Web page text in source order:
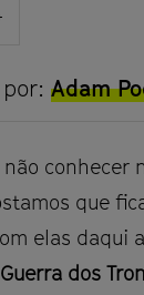
Adam
não conhecer
que
elas daqui
Guerra dos